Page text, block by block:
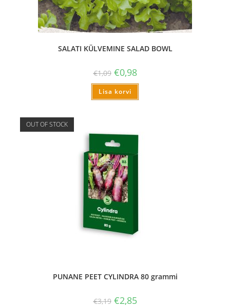
SALATI KÜLVEMINE SALAD BOWL
€1,09 €0,98
Lisa korvi
OUT OF STOCK
PUNANE PEET CYLINDRA 80 grammi
€3,19 €2,85